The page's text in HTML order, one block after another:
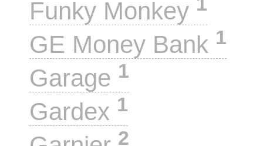
Funky Monkey
GE Money Bank 1
Garage 1
Gardex 1
2